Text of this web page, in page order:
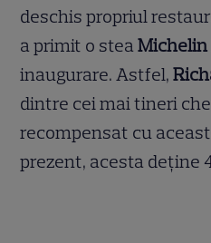
deschis propriul
a primit o steaMichelin
inaugurare. Astfel,
dintre cei mai tineri
recompensat cu
prezent, acesta deține